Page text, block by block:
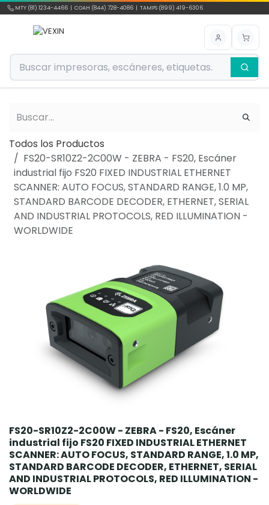
Ir al contenido
MTY (81) 1234-4466 | COAH (844) 728-4086 | TAMPS (899) 419-6306
Todos los Productos
FS20-SR10Z2-2C00W - ZEBRA - FS20, Escáner
industrial fijo FS20 FIXED INDUSTRIAL ETHERNET
SCANNER: AUTO FOCUS, STANDARD RANGE, 1.0 MP,
STANDARD BARCODE DECODER, ETHERNET, SERIAL
AND INDUSTRIAL PROTOCOLS, RED ILLUMINATION -
WORLDWIDE
FS20-SR10Z2-2C00W - ZEBRA - FS20, Escáner
industrial fijo FS20 FIXED INDUSTRIAL ETHERNET
SCANNER: AUTO FOCUS, STANDARD RANGE, 1.0 MP,
STANDARD BARCODE DECODER, ETHERNET, SERIAL
AND INDUSTRIAL PROTOCOLS, RED ILLUMINATION -
WORLDWIDE